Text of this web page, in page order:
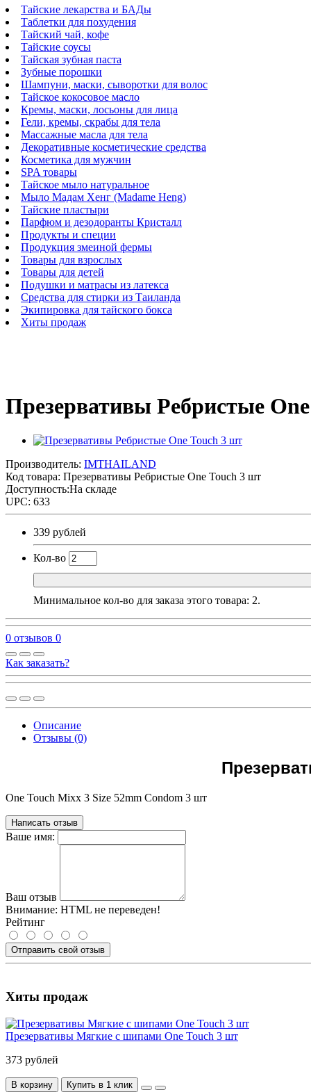
Тайские лекарства и БАДы
Таблетки для похудения
Тайский чай, кофе
Тайские соусы
Тайская зубная паста
Зубные порошки
Шампуни, маски, сыворотки для волос
Тайское кокосовое масло
Кремы, маски, лосьоны для лица
Гели, кремы, скрабы для тела
Массажные масла для тела
Декоративные косметические средства
Косметика для мужчин
SPA товары
Тайское мыло натуральное
Мыло Мадам Хенг (Madame Heng)
Тайские пластыри
Парфюм и дезодоранты Кристалл
Продукты и специи
Продукция змеиной фермы
Товары для взрослых
Товары для детей
Подушки и матрасы из латекса
Средства для стирки из Таиланда
Экипировка для тайского бокса
Хиты продаж
Презервативы Ребристые
Производитель: IMTHAILAND
Код товара: Презервативы Ребристые One Touch 3 шт
Доступность:На складе
UPC: 633
339 рублей
Кол-во
Минимальное кол-во для заказа этого товара: 2.
0 отзывов 0
Как заказать?
Описание
Отзывы (0)
One Touch Mixx 3 Size 52mm Condom 3 шт
Написать отзыв
Ваше имя:
Ваш отзыв
Внимание: HTML не переведен!
Рейтинг
Отправить свой отзыв
Хиты продаж
Презервативы Мягкие с шипами One Touch 3 шт
373 рублей
В корзину Купить в 1 клик